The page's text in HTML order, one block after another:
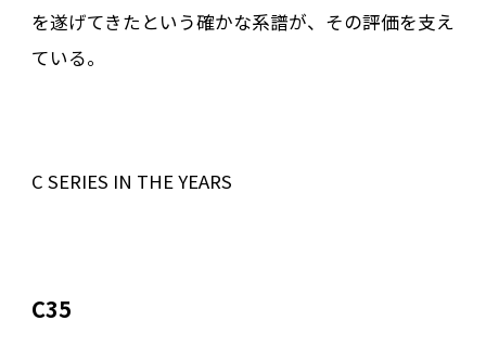
を遂げてきたという確かな系譜が、その評価を支え
ている。
C SERIES IN THE YEARS
C35